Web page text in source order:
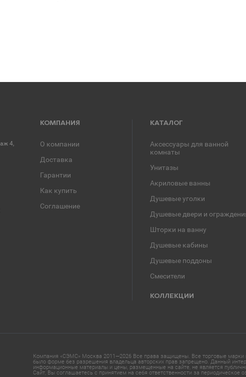
4,
КОМПАНИЯ
О компании
Доставка
Гарантии
Как купить
Соглашение
КАТАЛОГ
Аксессуары для ванной
комнаты
Унитазы
Акриловые ванны
Душевые уголки
Душевые двери и
Шторки на ванну
Душевые кабины
Душевые поддоны
Смесители
КОЛЛЕКЦИИ
Компания «СЭМС» Москва 2011—2026 Все права защищены. Все торговые марки
было форме без разрешения владельца авторских прав запрещено. Данный
информационные материалы и цены, размещенные на сайте, не является
Сайт, Вы соглашаетесь с принятием на себя ответственности за периодическое